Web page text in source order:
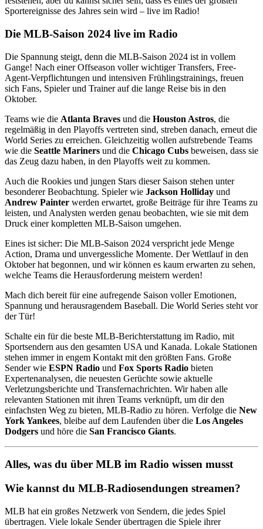
Sportereignisse des Jahres sein wird – live im Radio!
Die MLB-Saison 2024 live im Radio
Die Spannung steigt, denn die MLB-Saison 2024 ist in vollem
Gange! Nach einer Offseason voller wichtiger Transfers, Free-
Agent-Verpflichtungen und intensiven Frühlingstrainings, freuen
sich Fans, Spieler und Trainer auf die lange Reise bis in den
Oktober.
Teams wie die Atlanta Braves und die Houston Astros, die
regelmäßig in den Playoffs vertreten sind, streben danach, erneut die
World Series zu erreichen. Gleichzeitig wollen aufstrebende Teams
wie die Seattle Mariners und die Chicago Cubs beweisen, dass sie
das Zeug dazu haben, in den Playoffs weit zu kommen.
Auch die Rookies und jungen Stars dieser Saison stehen unter
besonderer Beobachtung. Spieler wie Jackson Holliday und
Andrew Painter werden erwartet, große Beiträge für ihre Teams zu
leisten, und Analysten werden genau beobachten, wie sie mit dem
Druck einer kompletten MLB-Saison umgehen.
Eines ist sicher: Die MLB-Saison 2024 verspricht jede Menge
Action, Drama und unvergessliche Momente. Der Wettlauf in den
Oktober hat begonnen, und wir können es kaum erwarten zu sehen,
welche Teams die Herausforderung meistern werden!
Mach dich bereit für eine aufregende Saison voller Emotionen,
Spannung und herausragendem Baseball. Die World Series steht vor
der Tür!
Schalte ein für die beste MLB-Berichterstattung im Radio, mit
Sportsendern aus den gesamten USA und Kanada. Lokale Stationen
stehen immer in engem Kontakt mit den größten Fans. Große
Sender wie ESPN Radio und Fox Sports Radio bieten
Expertenanalysen, die neuesten Gerüchte sowie aktuelle
Verletzungsberichte und Transfernachrichten. Wir haben alle
relevanten Stationen mit ihren Teams verknüpft, um dir den
einfachsten Weg zu bieten, MLB-Radio zu hören. Verfolge die New
York Yankees, bleibe auf dem Laufenden über die Los Angeles
Dodgers und höre die San Francisco Giants.
Alles, was du über MLB im Radio wissen musst
Wie kannst du MLB-Radiosendungen streamen?
MLB hat ein großes Netzwerk von Sendern, die jedes Spiel
übertragen. Viele lokale Sender übertragen die Spiele ihrer